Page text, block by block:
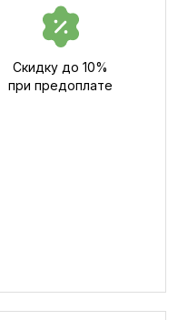
Скидку до 10%
при предоплате